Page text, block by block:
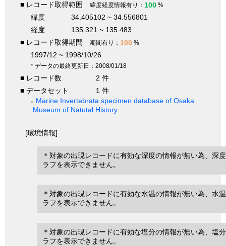
■ レコード取得範囲 緯度経度情報有り： 100 %
緯度
34.405102 ~ 34.556801
経度
135.321 ~ 135.483
■ レコード取得期間
期間有り： 100 %
1997/12 ~ 1998/10/26
* データの最終更新日：2008/01/18
■ レコード数
2 件
■ データセット
1 件
Marine Invertebrata specimen database of Osaka
Museum of Natutal History
[環境情報]
＊対象の出現レコードに有効な深度の情報が無い為、深
ラフを表示できません。
＊対象の出現レコードに有効な水温の情報が無い為、水
ラフを表示できません。
＊対象の出現レコードに有効な塩分の情報が無い為、塩
ラフを表示できません。